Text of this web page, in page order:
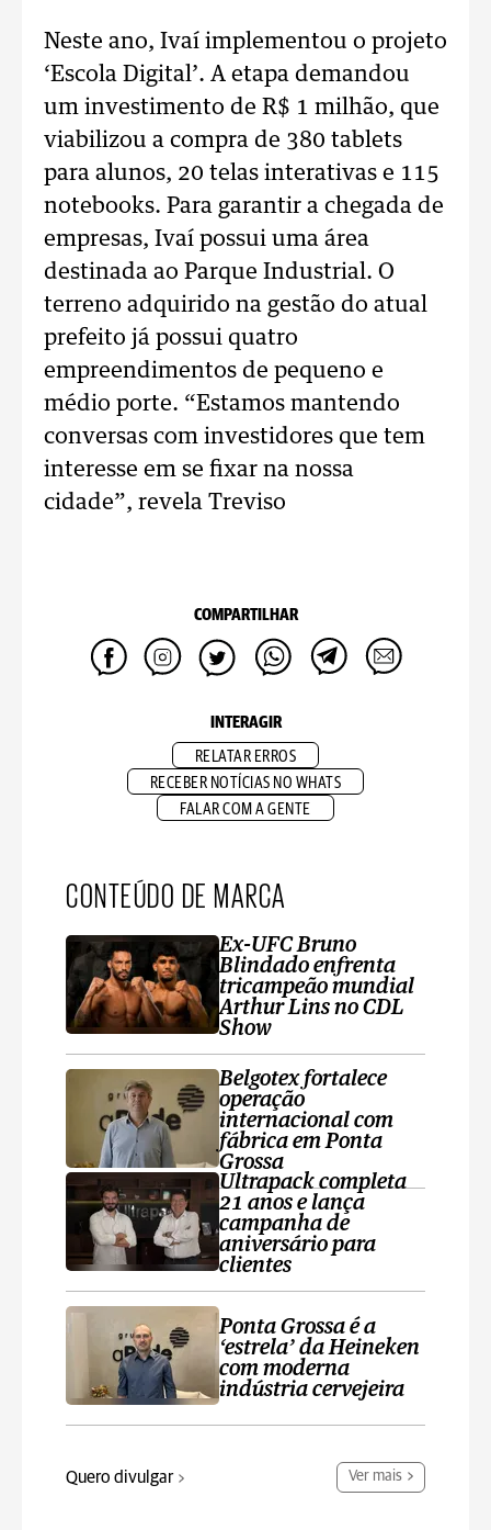
Neste ano, Ivaí implementou o projeto
‘Escola Digital’. A etapa demandou
um investimento de R$ 1 milhão, que
viabilizou a compra de 380 tablets
para alunos, 20 telas interativas e 115
notebooks. Para garantir a chegada de
empresas, Ivaí possui uma área
destinada ao Parque Industrial. O
terreno adquirido na gestão do atual
prefeito já possui quatro
empreendimentos de pequeno e
médio porte. “Estamos mantendo
conversas com investidores que tem
interesse em se fixar na nossa
cidade”, revela Treviso
COMPARTILHAR
INTERAGIR
RELATAR ERROS
RECEBER NOTÍCIAS NO WHATS
FALAR COM A GENTE
CONTEÚDO DE MARCA
Ex-UFC Bruno
Blindado enfrenta
tricampeão mundial
Arthur Lins no CDL
Show
Belgotex fortalece
operação
internacional com
fábrica em Ponta
Grossa
Ultrapack completa
21 anos e lança
campanha de
aniversário para
clientes
Ponta Grossa é a
‘estrela’ da Heineken
com moderna
indústria cervejeira
Quero divulgar Ver mais